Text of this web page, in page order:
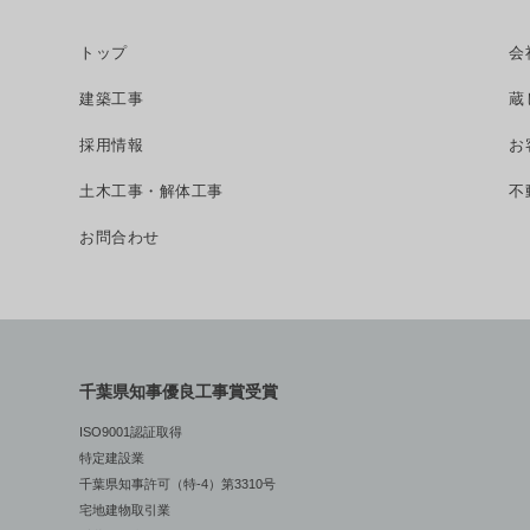
トップ 会
建築工事 蔵
採用情報 お
土木工事・解体工事 不
お問合わせ
千葉県知事優良工事賞受賞
ISO9001認証取得
特定建設業
千葉県知事許可（特-4）第3310号
宅地建物取引業